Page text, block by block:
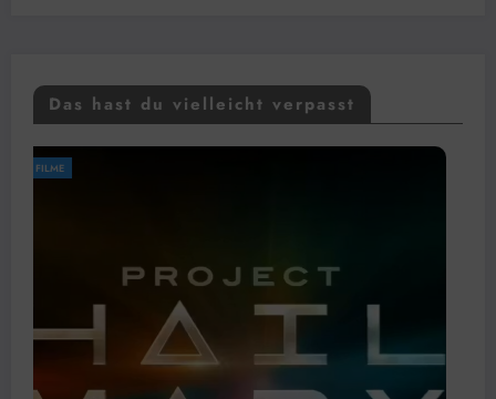
Das hast du vielleicht verpasst